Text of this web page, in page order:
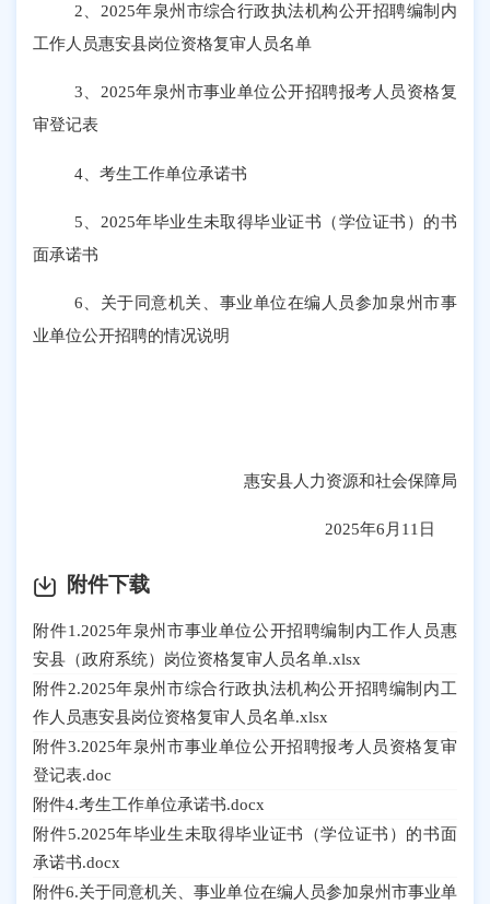
2、2025年泉州市综合行政执法机构公开招聘编制内
工作人员惠安县岗位资格复审人员名单
3、2025年泉州市事业单位公开招聘报考人员资格复
审登记表
4、考生工作单位承诺书
5、2025年毕业生未取得毕业证书（学位证书）的书
面承诺书
6、关于同意机关、事业单位在编人员参加泉州市事
业单位公开招聘的情况说明
惠安县人力资源和社会保障局
2025年6月11日
附件下载
附件1.2025年泉州市事业单位公开招聘编制内工作人员惠
安县（政府系统）岗位资格复审人员名单.xlsx
附件2.2025年泉州市综合行政执法机构公开招聘编制内工
作人员惠安县岗位资格复审人员名单.xlsx
附件3.2025年泉州市事业单位公开招聘报考人员资格复审
登记表.doc
附件4.考生工作单位承诺书.docx
附件5.2025年毕业生未取得毕业证书（学位证书）的书面
承诺书.docx
附件6.关于同意机关、事业单位在编人员参加泉州市事业单